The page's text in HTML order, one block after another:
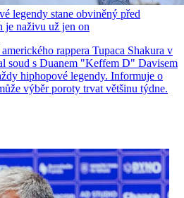
legendy stane obviněný před
je naživu už jen on
rappera Tupaca Shakura v
soud s Duanem "Keffem D" Davisem
hiphopové legendy. Informuje o
výběr poroty trvat většinu týdne.